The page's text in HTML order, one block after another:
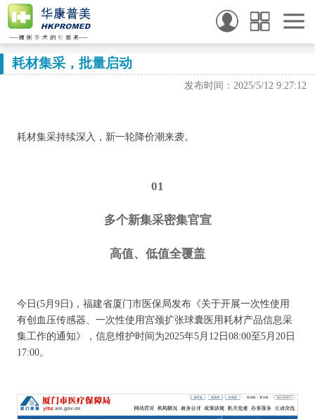
耗材集采，批量启动
发布时间：2025/5/12 9:27:12
耗材集采持续深入，新一轮降价潮来袭。
01
多个新集采密集官宣
高值、低值全覆盖
今日(5月9日)，福建省厦门市医保局发布《关于开展一次性使用
有创血压传感器、一次性使用宫颈扩张球囊医用耗材产品信息采
集工作的通知》，信息维护时间为2025年5月12日08:00至5月20日
17:00。